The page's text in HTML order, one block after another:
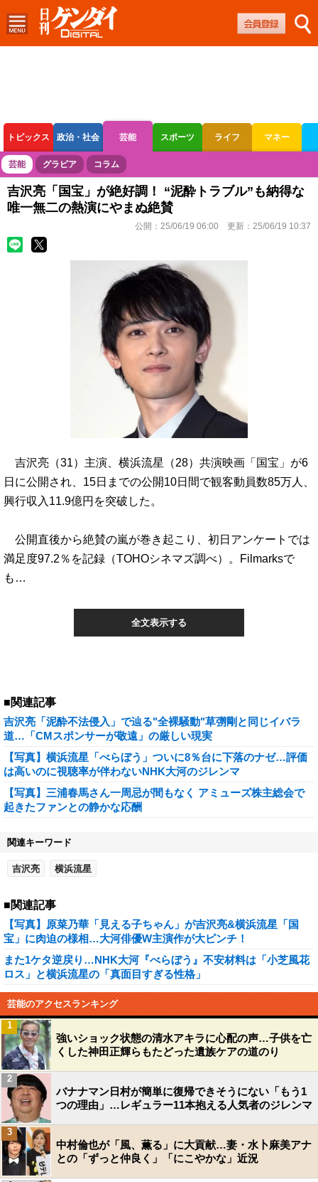
トピックス 政治・社会 芸能 スポーツ ライフ マネー
ボートレース 競輪 オートレース
芸能 グラビア コラム
吉沢亮「国宝」が絶好調！ “泥酔トラブル”も納得な
唯一無二の熱演にやまぬ絶賛
公開： 25/06/19 06:00 更新： 25/06/19 10:37
吉沢亮（31）主演、横浜流星（28）共演映画「国宝」が6
日に公開され、15日までの公開10日間で観客動員数85万人、
興行収入11.9億円を突破した。
公開直後から絶賛の嵐が巻き起こり、初日アンケートでは
満足度97.2％を記録（TOHOシネマズ調べ）。Filmarksで
も…
全文表示する
■関連記事
吉沢亮「泥酔不法侵入」で辿る"全裸騒動"草彅剛と同じイバラ
道…「CMスポンサーが敬遠」の厳しい現実
【写真】横浜流星「べらぼう」ついに8％台に下落のナゼ…評価
は高いのに視聴率が伴わないNHK大河のジレンマ
【写真】三浦春馬さん一周忌が間もなく アミューズ株主総会で
起きたファンとの静かな応酬
関連キーワード
吉沢亮 横浜流星
■関連記事
【写真】原菜乃華「見える子ちゃん」が吉沢亮&横浜流星「国
宝」に肉迫の様相…大河俳優W主演作が大ピンチ！
また1ケタ逆戻り…NHK大河『べらぼう』不安材料は「小芝風花
ロス」と横浜流星の「真面目すぎる性格」
芸能のアクセスランキング
強いショック状態の清水アキラに心配の声…子供を亡
くした神田正輝らもたどった遺族ケアの道のり
1
バナナマン日村が簡単に復帰できそうにない「もう1
つの理由」…レギュラー11本抱える人気者のジレンマ
2
中村倫也が「風、薫る」に大貢献…妻・水卜麻美アナ
との「ずっと仲良く」「にこやかな」近況
3